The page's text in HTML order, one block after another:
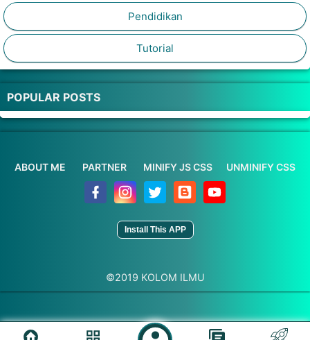
Pendidikan
Tutorial
POPULAR POSTS
ABOUT ME PARTNER MINIFY JS CSS UNMINIFY CSS
Install This APP
©2019 KOLOM ILMU